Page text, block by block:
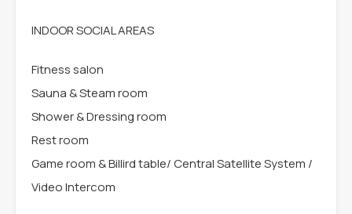
INDOOR SOCIAL AREAS
Fitness salon
Sauna & Steam room
Shower & Dressing room
Rest room
Game room & Billird table/ Central Satellite System /
Video Intercom